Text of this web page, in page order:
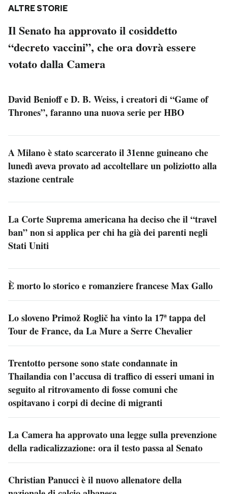
ALTRE STORIE
Il Senato ha approvato il cosiddetto
“decreto vaccini”, che ora dovrà essere
votato dalla Camera
David Benioff e D. B. Weiss, i creatori di “Game of
Thrones”, faranno una nuova serie per HBO
A Milano è stato scarcerato il 31enne guineano che
lunedì aveva provato ad accoltellare un poliziotto alla
stazione centrale
La Corte Suprema americana ha deciso che il “travel
ban” non si applica per chi ha già dei parenti negli
Stati Uniti
È morto lo storico e romanziere francese Max Gallo
Lo sloveno Primož Roglič ha vinto la 17ª tappa del
Tour de France, da La Mure a Serre Chevalier
Trentotto persone sono state condannate in
Thailandia con l’accusa di traffico di esseri umani in
seguito al ritrovamento di fosse comuni che
ospitavano i corpi di decine di migranti
La Camera ha approvato una legge sulla prevenzione
della radicalizzazione: ora il testo passa al Senato
Christian Panucci è il nuovo allenatore della